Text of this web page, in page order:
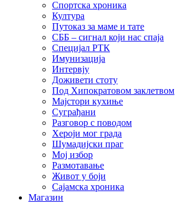
Спортска хроника
Култура
Путоказ за маме и тате
СББ – сигнал који нас спаја
Специјал РТК
Имунизација
Интервју
Доживети стоту
Под Хипократовом заклетвом
Мајстори кухиње
Суграђани
Разговор с поводом
Хероји мог града
Шумадијски праг
Мој избор
Размотавање
Живот у боји
Сајамска хроника
Магазин